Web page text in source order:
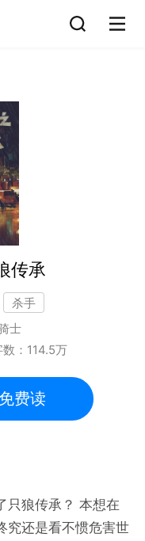
传承
杀手
士
： 114.5万
费读
只狼传承？ 本想在
究还是看不惯危害世